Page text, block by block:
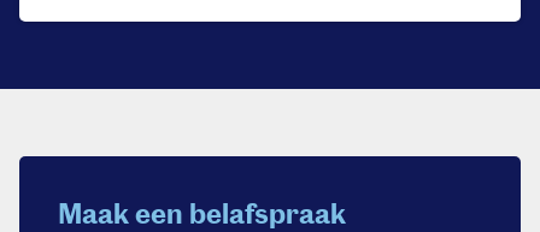
Maak een belafspraak